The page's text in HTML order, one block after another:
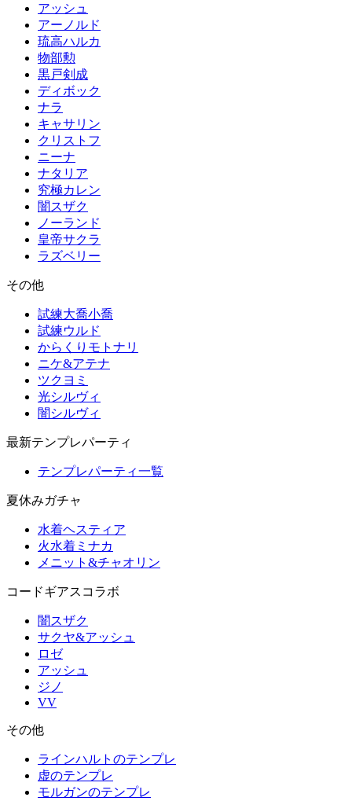
アッシュ
アーノルド
琉高ハルカ
物部勲
黒戸剣成
ディボック
ナラ
キャサリン
クリストフ
ニーナ
ナタリア
究極カレン
闇スザク
ノーランド
皇帝サクラ
ラズベリー
その他
試練大喬小喬
試練ウルド
からくりモトナリ
ニケ&アテナ
ツクヨミ
光シルヴィ
闇シルヴィ
最新テンプレパーティ
テンプレパーティ一覧
夏休みガチャ
水着ヘスティア
火水着ミナカ
メニット&チャオリン
コードギアスコラボ
闇スザク
サクヤ&アッシュ
ロゼ
アッシュ
ジノ
VV
その他
ラインハルトのテンプレ
虚のテンプレ
モルガンのテンプレ